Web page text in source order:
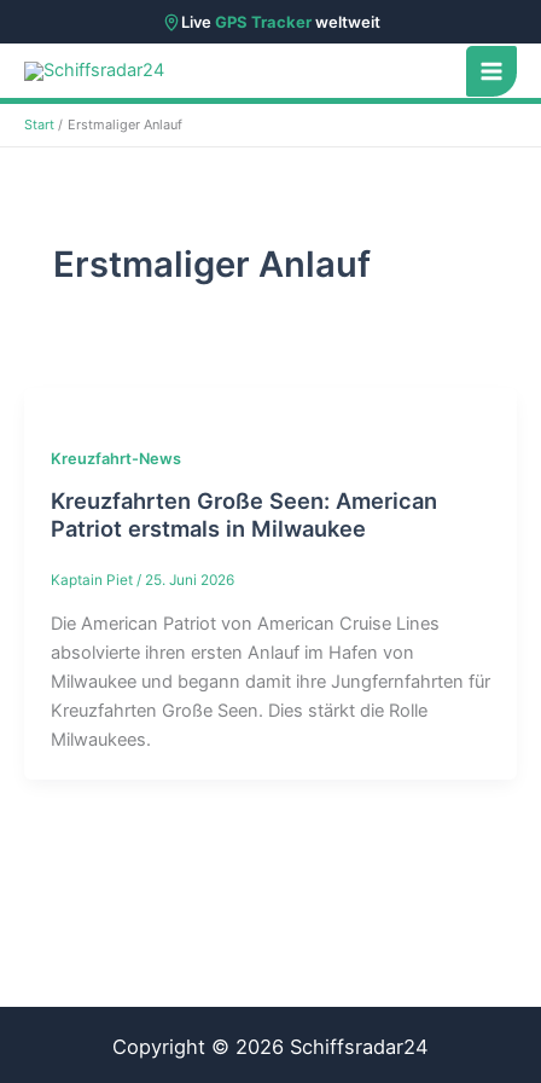
LiveGPS Trackerweltweit
Zum
Inhalt
springen
Start Erstmaliger Anlauf
Erstmaliger Anlauf
Kreuzfahrt-News
Kreuzfahrten Große Seen: American
Patriot erstmals in Milwaukee
Kaptain Piet / 25. Juni 2026
Die American Patriot von American Cruise Lines
absolvierte ihren ersten Anlauf im Hafen von
Milwaukee und begann damit ihre Jungfernfahrten für
Kreuzfahrten Große Seen. Dies stärkt die Rolle
Milwaukees.
Copyright © 2026 Schiffsradar24